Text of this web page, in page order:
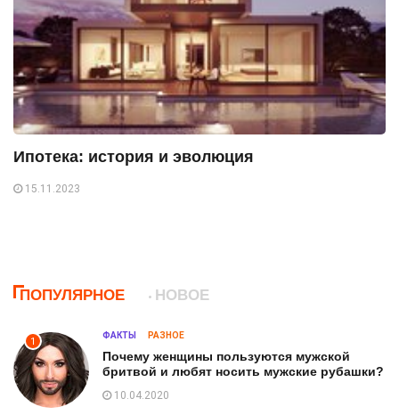
Ипотека: история и эволюция
15.11.2023
ПОПУЛЯРНОЕ НОВОЕ
1
ФАКТЫ РАЗНОЕ
Почему женщины пользуются мужской
бритвой и любят носить мужские рубашки?
10.04.2020